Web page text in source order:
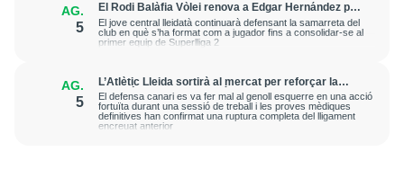
AG.
5
El Rodi Balàfia Vòlei renova a Edgar Hernández per
a la temporada 2026-2027
El jove central lleidatà continuarà defensant la samarreta del
club en què s’ha format com a jugador fins a consolidar-se al
primer equip de Superlliga 2
AG.
5
L’Atlètic Lleida sortirà al mercat per reforçar la
posició de central després de la greu lesió que ha
patit Cristian Abreu
El defensa canari es va fer mal al genoll esquerre en una acció
fortuïta durant una sessió de treball i les proves mèdiques
definitives han confirmat una ruptura completa del lligament
encreuat anterior